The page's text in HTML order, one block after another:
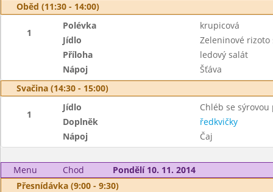
Oběd (11:30 - 14:00)
1
Polévka
krupicová
Jídlo
Zeleninové rizoto
Příloha
ledový salát
Nápoj
Šťáva
Svačina (14:30 - 15:00)
1
Jídlo
Chléb se
Doplněk
ředkvičky
Nápoj
Čaj
Menu Chod
Pondělí 10. 11. 2014
Přesnídávka (9:00 - 9:30)